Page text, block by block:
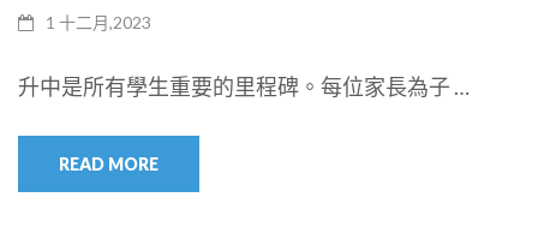
1 十二月,2023
升中是所有學生重要的里程碑。每位家長為子 …
READ MORE